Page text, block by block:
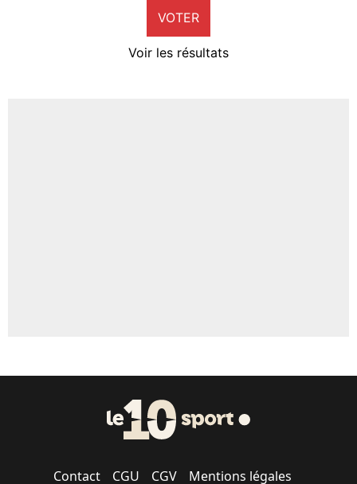
VOTER
Voir les résultats
Contact CGU CGV Mentions légales